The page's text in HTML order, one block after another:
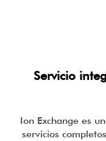
Servicio
Ion Exchange es
servicios